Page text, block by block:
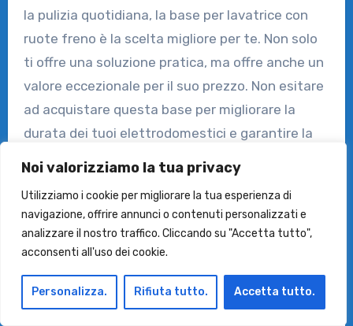
Noi valorizziamo la tua privacy
Utilizziamo i cookie per migliorare la tua esperienza di
navigazione, offrire annunci o contenuti personalizzati e
analizzare il nostro traffico. Cliccando su "Accetta tutto",
acconsenti all'uso dei cookie.
Personalizza. Rifiuta tutto. Accetta tutto.
la pulizia quotidiana, la base per lavatrice con
ruote freno è la scelta migliore per te. Non solo
ti offre una soluzione pratica, ma offre anche un
valore eccezionale per il suo prezzo. Non esitare
ad acquistare questa base per migliorare la
durata dei tuoi elettrodomestici e garantire la